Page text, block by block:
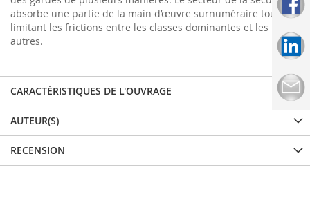
absorbe une partie de la main d’œuvre surnuméraire tout en
limitant les frictions entre les classes dominantes et les
autres.
CARACTÉRISTIQUES DE L'OUVRAGE
AUTEUR(S)
RECENSION